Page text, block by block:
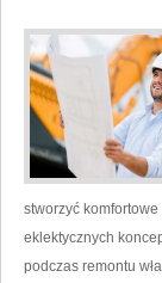
stworzyć
eklektycznych
podczas remontu